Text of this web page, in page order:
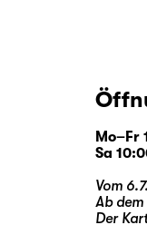
Mo–Fr
Sa
Vom
Ab
Der